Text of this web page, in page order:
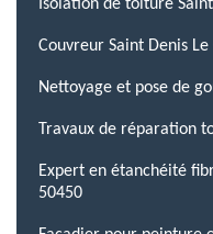
Isolation de toiture
Couvreur Saint Denis Le
Nettoyage et pose de
Travaux de réparation
Expert en étanchéité
50450